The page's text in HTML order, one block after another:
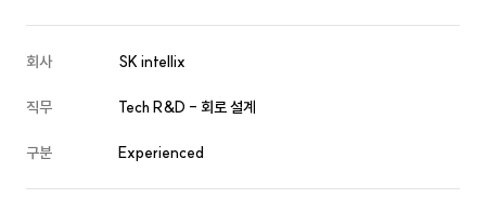
회사 SK intellix
직무 Tech R&D - 회로 설계
구분 Experienced